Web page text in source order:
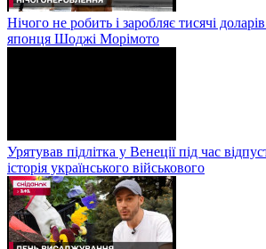
Нічого не робить і заробляє тисячі
японця Шоджі Морімото
Урятував підлітка у Венеції під час
історія українського військового